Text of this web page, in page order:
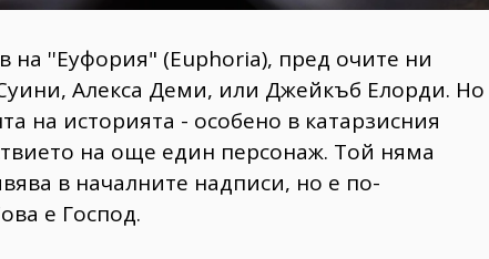
на ''Еуфория" (Euphoria), пред очите ни
Алекса Деми, или Джейкъб Елорди. Но
на историята - особено в катарзисния
на още един персонаж. Той няма
в началните надписи, но е по-
е Господ.